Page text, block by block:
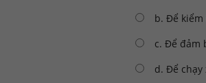
b. Để
c. Để đảm
d. Để chạy